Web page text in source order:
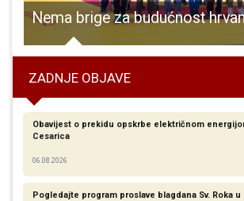
ZADNJE OBJAVE
Obavijest o prekidu opskrbe električnom
Cesarica
06.08.2026
Pogledajte program proslave blagdana Sv. Roka u